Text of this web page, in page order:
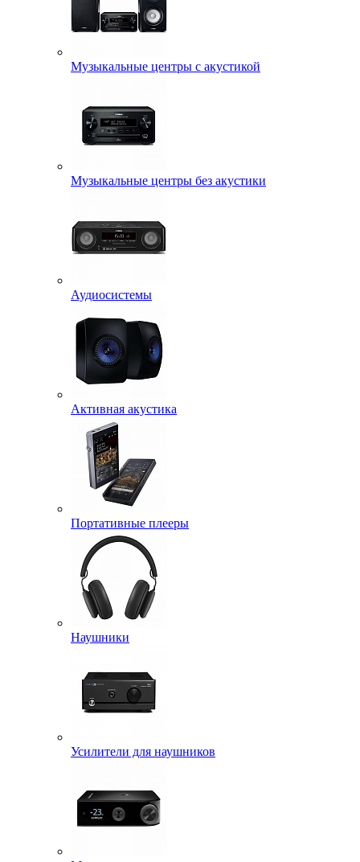
Музыкальные центры с акустикой
Музыкальные центры без акустики
Аудиосистемы
Активная акустика
Портативные плееры
Наушники
Усилители для наушников